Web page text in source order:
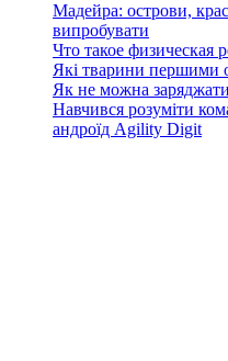
Мадейра: острови,
випробувати
Что такое физическая
Які тварини першими
Як не можна
Навчився розуміти
андроїд Agility Digit